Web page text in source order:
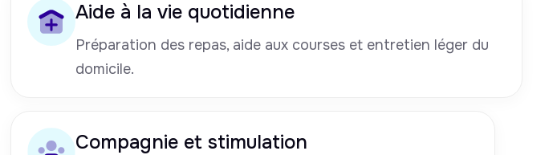
Aide à la vie quotidienne
Préparation des repas, aide aux courses et entretien léger du
domicile.
Compagnie et stimulation